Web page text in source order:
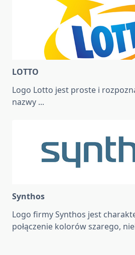
LOTTO
Logo Lotto jest proste i
nazwy ...
Synthos
Logo firmy Synthos jest
połączenie kolorów szarego,